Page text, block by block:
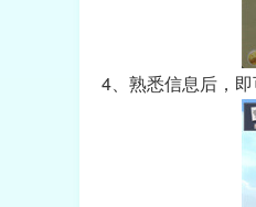
4、熟悉信息后，